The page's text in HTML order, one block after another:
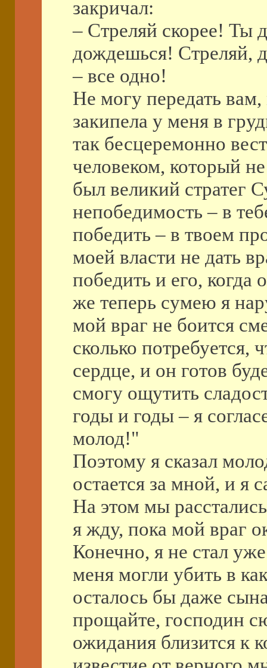
закричал:
– Стреляй скорее! Ты
дождешься! Стреляй,
– все одно!
Не могу передать
закипела у меня в
так бесцеремонно
человеком, который
был великий стратег
непобедимость – в
победить – в твоем
моей власти не дать
победить и его, когда
же теперь сумею я
мой враг не боится
сколько потребуется,
сердце, и он готов
смогу ощутить
годы и годы – я
молод!"
Поэтому я сказал
остается за мной, и я
На этом мы
я жду, пока мой враг
Конечно, я не стал
меня могли убить в
осталось бы даже
прощайте, господин
ожидания близится к